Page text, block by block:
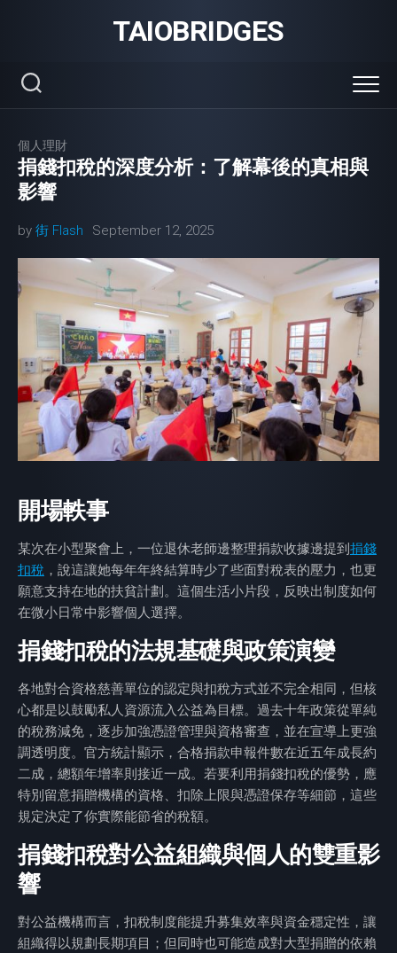
TAIOBRIDGES
個人理財
捐錢扣稅的深度分析：了解幕後的真相與
影響
by 街 Flash September 12, 2025
開場軼事
某次在小型聚會上，一位退休老師邊整理捐款收據邊提到 捐錢
扣稅 ，說這讓她每年年終結算時少了些面對稅表的壓力，也更
願意支持在地的扶貧計劃。這個生活小片段，反映出制度如何
在微小日常中影響個人選擇。
捐錢扣稅的法規基礎與政策演變
各地對合資格慈善單位的認定與扣稅方式並不完全相同，但核
心都是以鼓勵私人資源流入公益為目標。過去十年政策從單純
的稅務減免，逐步加強憑證管理與資格審查，並在宣導上更強
調透明度。官方統計顯示，合格捐款申報件數在近五年成長約
二成，總額年增率則接近一成。若要利用捐錢扣稅的優勢，應
特別留意捐贈機構的資格、扣除上限與憑證保存等細節，這些
規定決定了你實際能節省的稅額。
捐錢扣稅對公益組織與個人的雙重影
響
對公益機構而言，扣稅制度能提升募集效率與資金穩定性，讓
組織得以規劃長期項目；但同時也可能造成對大型捐贈的依賴